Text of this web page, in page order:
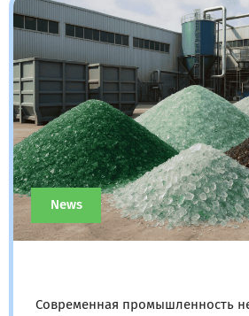
News
Современная промышленность